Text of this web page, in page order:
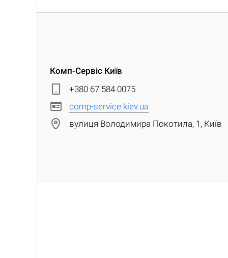
Комп-Сервіс Київ
+380 67 584 0075
comp-service.kiev.ua
вулиця Володимира Покотила, 1, Київ